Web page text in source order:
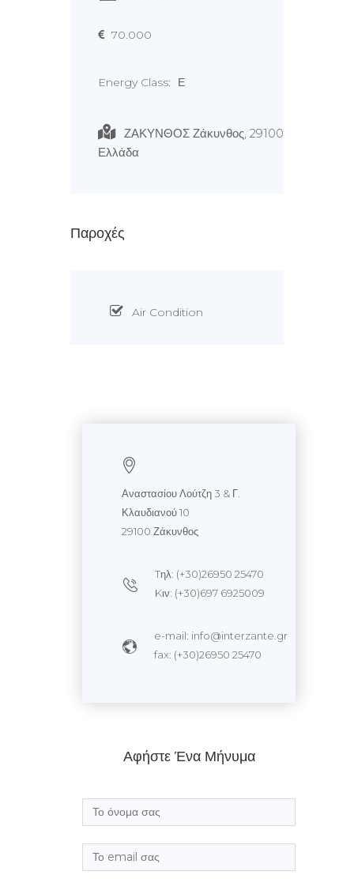
70.000
Energy Class: Ε
ΖΑΚΥΝΘΟΣ Ζάκυνθος, 29100
Ελλάδα
Παροχές
Air Condition
Αναστασίου Λούτζη 3 & Γ.
Κλαυδιανού 10
29100 Ζάκυνθος
Tηλ: (+30)26950 25470
Kιν: (+30)697 6925009
e-mail: info@interzante.gr
fax: (+30)26950 25470
Αφήστε Ένα Μήνυμα